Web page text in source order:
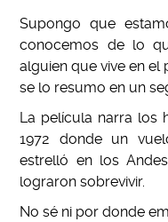
Supongo que
conocemos de lo
alguien que vive en el
se lo resumo en un
La película narra los
1972 donde un
estrelló en los
lograron sobrevivir.
No sé ni por donde